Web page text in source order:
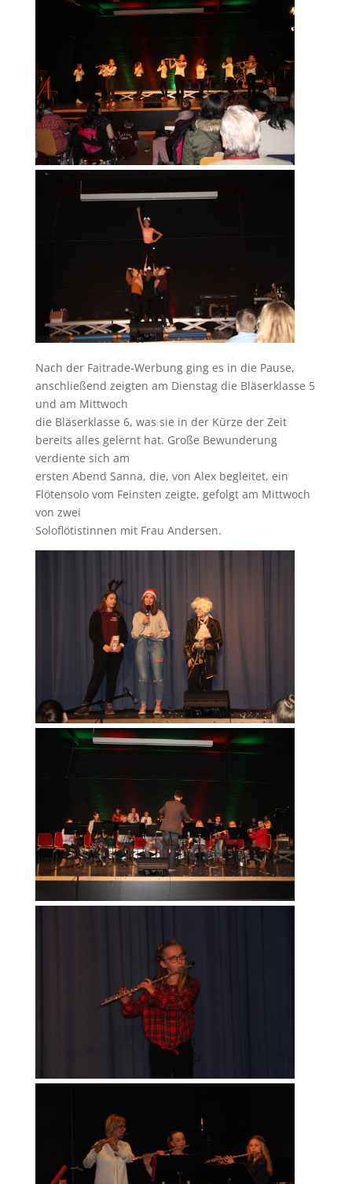
Nach der Faitrade-Werbung ging es in die Pause,
anschließend zeigten am Dienstag die Bläserklasse 5
und am Mittwoch
die Bläserklasse 6, was sie in der Kürze der Zeit
bereits alles gelernt hat. Große Bewunderung
verdiente sich am
ersten Abend Sanna, die, von Alex begleitet, ein
Flötensolo vom Feinsten zeigte, gefolgt am Mittwoch
von zwei
Soloflötistinnen mit Frau Andersen.